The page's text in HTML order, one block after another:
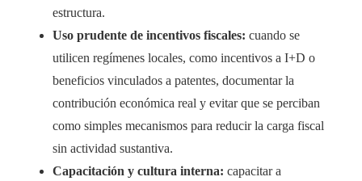
estructura.
Uso prudente de incentivos fiscales: cuando se
utilicen regímenes locales, como incentivos a I+D o
beneficios vinculados a patentes, documentar la
contribución económica real y evitar que se perciban
como simples mecanismos para reducir la carga fiscal
sin actividad sustantiva.
Capacitación y cultura interna: capacitar a